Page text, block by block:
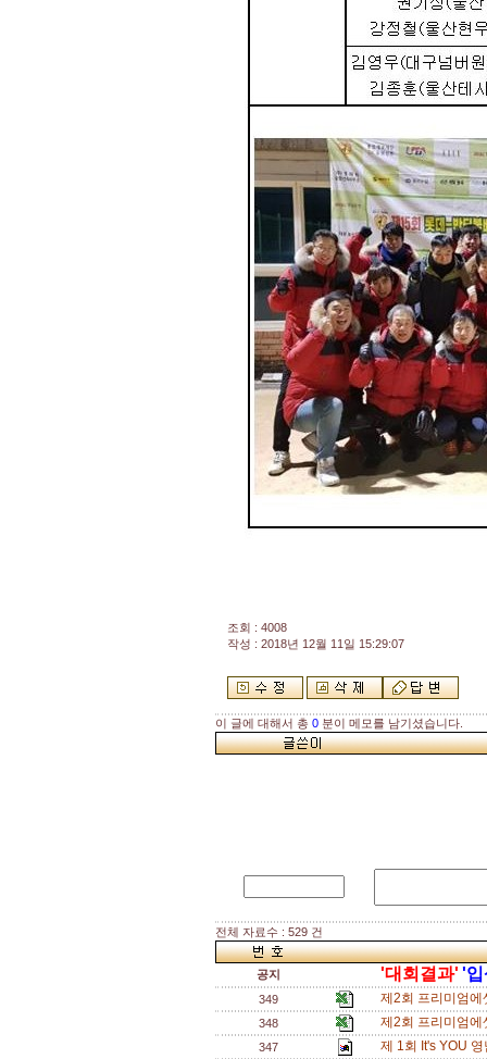
조회 : 4008
작성 : 2018년 12월 11일 15:29:07
이 글에 대해서 총 0 분이 메모를 남기셨습니다.
전체 자료수 : 529 건
공지 '대회결과' '입
349 제2회 프리미엄
348 제2회 프리미엄
347 제 1회 It's YOU